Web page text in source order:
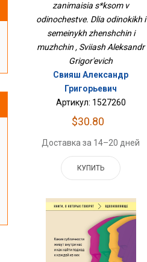
Мужчин
zanimaisia s*ksom v
odinochestve. Dlia odinokikh i
semeinykh zhenshchin i
muzhchin , Sviiash Aleksandr
Grigor'evich
Свияш Александр
Григорьевич
Артикул: 1527260
$30.80
Доставка за 14–20 дней
КУПИТЬ